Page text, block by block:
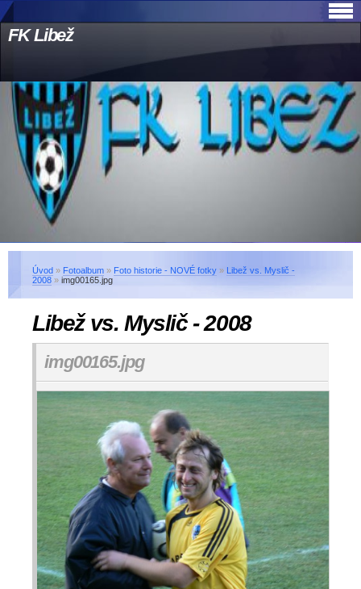
FK Libež
Úvod » Fotoalbum » Foto historie - NOVÉ fotky » Libež vs. Myslič -
2008 » img00165.jpg
Libež vs. Myslič - 2008
img00165.jpg